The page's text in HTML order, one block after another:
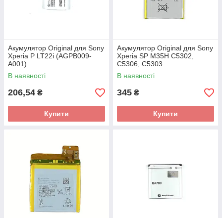
Акумулятор Original для Sony
Xperia P LT22i (AGPB009-
A001)
В наявності
206,54 ₴
Купити
Акумулятор Original для Sony
Xperia SP M35H C5302,
C5306, C5303
(LIS1509ERPC)
В наявності
345 ₴
Купити